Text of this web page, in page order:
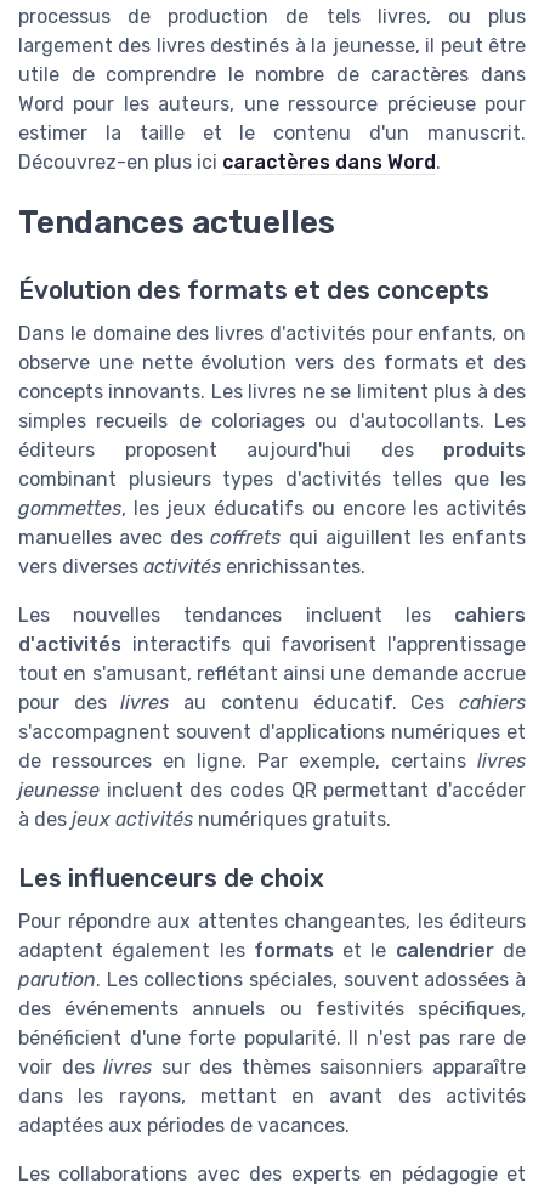
processus de production de tels livres, ou plus
largement des livres destinés à la jeunesse, il peut être
utile de comprendre le nombre de caractères dans
Word pour les auteurs, une ressource précieuse pour
estimer la taille et le contenu d'un manuscrit.
Découvrez-en plus ici caractères dans Word.
Tendances actuelles
Évolution des formats et des concepts
Dans le domaine des livres d'activités pour enfants, on
observe une nette évolution vers des formats et des
concepts innovants. Les livres ne se limitent plus à des
simples recueils de coloriages ou d'autocollants. Les
éditeurs proposent aujourd'hui des produits
combinant plusieurs types d'activités telles que les
gommettes, les jeux éducatifs ou encore les activités
manuelles avec descoffrets qui aiguillent les enfants
vers diverses activités enrichissantes.
Les nouvelles tendances incluent les cahiers
d'activités interactifs qui favorisent l'apprentissage
tout en s'amusant, reflétant ainsi une demande accrue
pour deslivres au contenu éducatif. Cescahiers
s'accompagnent souvent d'applications numériques et
de ressources en ligne. Par exemple, certains livres
jeunesse incluent des codes QR permettant d'accéder
à des jeux activités numériques gratuits.
Les influenceurs de choix
Pour répondre aux attentes changeantes, les éditeurs
adaptent également les formats et le calendrierde
parution. Les collections spéciales, souvent adossées à
des événements annuels ou festivités spécifiques,
bénéficient d'une forte popularité. Il n'est pas rare de
voir deslivres sur des thèmes saisonniers apparaître
dans les rayons, mettant en avant des activités
adaptées aux périodes de vacances.
Les collaborations avec des experts en pédagogie et